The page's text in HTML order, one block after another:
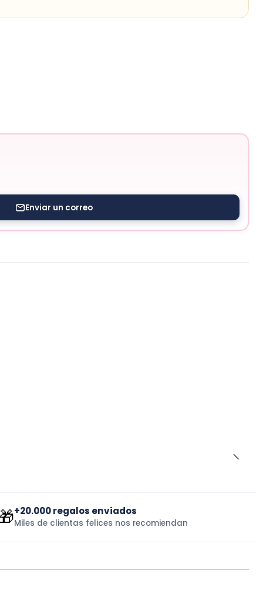
Enviar un correo
+20.000 regalos enviados
Miles de clientas felices nos recomiendan